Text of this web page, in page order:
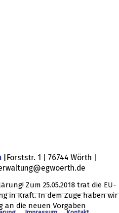
|Forststr. 1 | 76744 Wörth |
Zum 25.05.2018 trat die EU-
in Kraft. In dem Zuge haben wir
an die neuen Vorgaben